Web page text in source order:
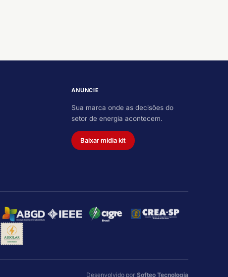
ANUNCIE
Sua marca onde as decisões do
setor de energia acontecem.
Baixar mídia kit
Desenvolvido por Softeo Tecnologia